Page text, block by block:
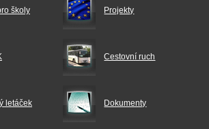
školy Projekty
Cestovní ruch
letáček Dokumenty